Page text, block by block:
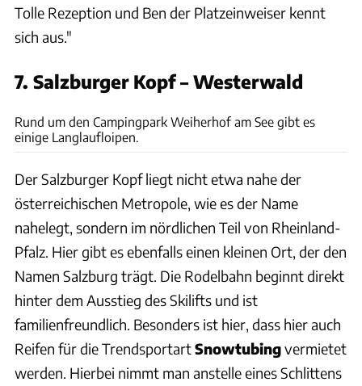
Tolle Rezeption und Ben der Platzeinweiser kennt
sich aus."
7. Salzburger Kopf – Westerwald
Campingpark Weiherhof am See
Rund um den Campingpark Weiherhof am See gibt es
einige Langlaufloipen.
Der Salzburger Kopf liegt nicht etwa nahe der
österreichischen Metropole, wie es der Name
nahelegt, sondern im nördlichen Teil von Rheinland-
Pfalz. Hier gibt es ebenfalls einen kleinen Ort, der den
Namen Salzburg trägt. Die Rodelbahn beginnt direkt
hinter dem Ausstieg des Skilifts und ist
familienfreundlich. Besonders ist hier, dass hier auch
Reifen für die TrendsportartSnowtubingvermietet
werden. Hierbei nimmt man anstelle eines Schlittens